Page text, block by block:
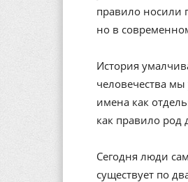
правило носили
но в
История
человечества
имена как
как правило род
Сегодня люди
существует по